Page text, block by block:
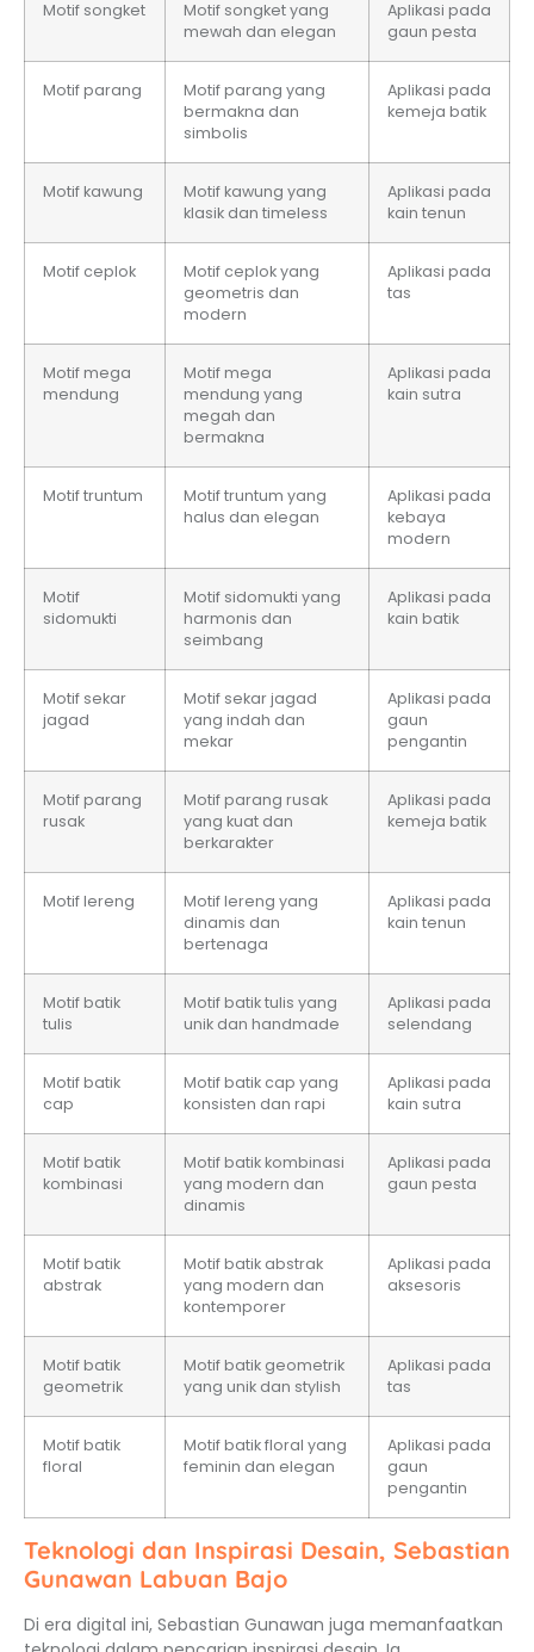
Motif songket
Motif songket yang
mewah dan elegan
Aplikasi pada
gaun pesta
Motif parang
Motif parang yang
bermakna dan
simbolis
Aplikasi pada
kemeja batik
Motif kawung
Motif kawung yang
klasik dan timeless
Aplikasi pada
kain tenun
Motif ceplok
Motif ceplok yang
geometris dan
modern
Aplikasi pada
tas
Motif mega
mendung
Motif mega
mendung yang
megah dan
bermakna
Aplikasi pada
kain sutra
Motif truntum
Motif truntum yang
halus dan elegan
Aplikasi pada
kebaya
modern
Motif
sidomukti
Motif sidomukti yang
harmonis dan
seimbang
Aplikasi pada
kain batik
Motif sekar
jagad
Motif sekar jagad
yang indah dan
mekar
Aplikasi pada
gaun
pengantin
Motif parang
rusak
Motif parang rusak
yang kuat dan
berkarakter
Aplikasi pada
kemeja batik
Motif lereng
Motif lereng yang
dinamis dan
bertenaga
Aplikasi pada
kain tenun
Motif batik
tulis
Motif batik tulis yang
unik dan handmade
Aplikasi pada
selendang
Motif batik
cap
Motif batik cap yang
konsisten dan rapi
Aplikasi pada
kain sutra
Motif batik
kombinasi
Motif batik kombinasi
yang modern dan
dinamis
Aplikasi pada
gaun pesta
Motif batik
abstrak
Motif batik abstrak
yang modern dan
kontemporer
Aplikasi pada
aksesoris
Motif batik
geometrik
Motif batik geometrik
yang unik dan stylish
Aplikasi pada
tas
Motif batik
floral
Motif batik floral yang
feminin dan elegan
Aplikasi pada
gaun
pengantin
Teknologi dan Inspirasi Desain, Sebastian
Gunawan Labuan Bajo
Di era digital ini, Sebastian Gunawan juga memanfaatkan